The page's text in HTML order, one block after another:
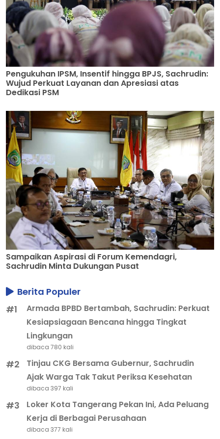
Pengukuhan IPSM, Insentif hingga BPJS, Sachrudin:
Wujud Perkuat Layanan dan Apresiasi atas
Dedikasi PSM
Sampaikan Aspirasi di Forum Kemendagri,
Sachrudin Minta Dukungan Pusat
Berita Populer
#1
Armada BPBD Bertambah, Sachrudin: Perkuat
Kesiapsiagaan Bencana hingga Tingkat
Lingkungan
dibaca 780 kali
#2
Tinjau CKG Bersama Gubernur, Sachrudin
Ajak Warga Tak Takut Periksa Kesehatan
dibaca 397 kali
#3
Loker Kota Tangerang Pekan Ini, Ada Peluang
Kerja di Berbagai Perusahaan
dibaca 377 kali